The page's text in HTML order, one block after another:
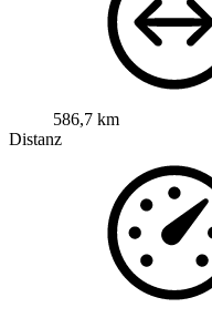
586,7 km
Distanz